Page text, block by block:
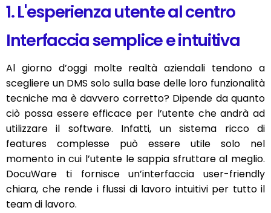
1. L'esperienza utente al centro
Interfaccia semplice e intuitiva
Al giorno d’oggi molte realtà aziendali tendono a
scegliere un DMS solo sulla base delle loro funzionalità
tecniche ma è davvero corretto? Dipende da quanto
ciò possa essere efficace per l’utente che andrà ad
utilizzare il software. Infatti, un sistema ricco di
features complesse può essere utile solo nel
momento in cui l’utente le sappia sfruttare al meglio.
DocuWare ti fornisce un’interfaccia user-friendly
chiara, che rende i flussi di lavoro intuitivi per tutto il
team di lavoro.